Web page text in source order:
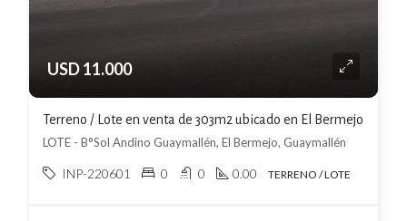
USD 11.000
Terreno / Lote en venta de 303m2 ubicado en El Bermejo
LOTE - B°Sol Andino Guaymallén, El Bermejo, Guaymallén
INP-220601 0 0 0.00 TERRENO / LOTE